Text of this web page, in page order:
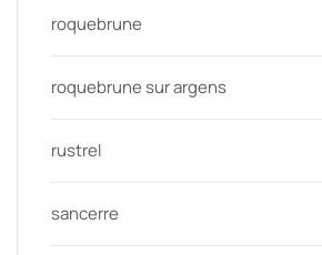
roquebrune
roquebrune sur argens
rustrel
sancerre